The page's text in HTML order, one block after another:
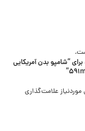
“شامپو بدن آمریکایی
علامت‌گذاری